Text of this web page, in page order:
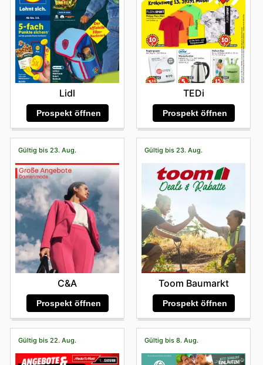
Lidl
Prospekt öffnen
TEDi
Prospekt öffnen
Gültig bis 23. Aug.
C&A
Prospekt öffnen
Gültig bis 23. Aug.
Toom Baumarkt
Prospekt öffnen
Gültig bis 22. Aug. Gültig bis 8. Aug.